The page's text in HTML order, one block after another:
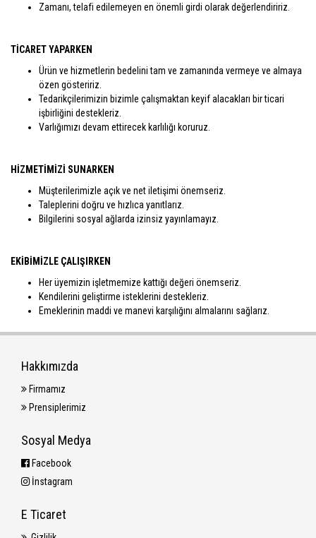
Zamanı, telafi edilemeyen en önemli girdi olarak değerlendiririz.
TİCARET YAPARKEN
Ürün ve hizmetlerin bedelini tam ve zamanında vermeye ve almaya
özen gösteririz.
Tedarikçilerimizin bizimle çalışmaktan keyif alacakları bir ticari
işbirliğini destekleriz.
Varlığımızı devam ettirecek karlılığı koruruz.
HİZMETİMİZİ SUNARKEN
Müşterilerimizle açık ve net iletişimi önemseriz.
Taleplerini doğru ve hızlıca yanıtlarız.
Bilgilerini sosyal ağlarda izinsiz yayınlamayız.
EKİBİMİZLE ÇALIŞIRKEN
Her üyemizin işletmemize kattığı değeri önemseriz.
Kendilerini geliştirme isteklerini destekleriz.
Emeklerinin maddi ve manevi karşılığını almalarını sağlarız.
Hakkımızda
Firmamız
Prensiplerimiz
Sosyal Medya
Facebook
İnstagram
E Ticaret